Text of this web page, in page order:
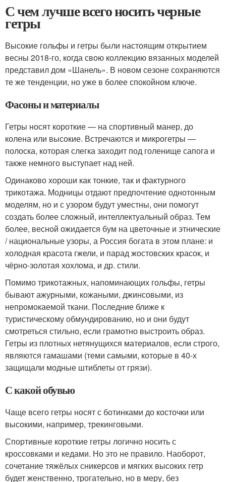
С чем лучше всего носить черные
гетры
Высокие гольфы и гетры были настоящим открытием
весны 2018-го, когда свою коллекцию вязанных моделей
представил дом «Шанель». В новом сезоне сохраняются
те же тенденции, но уже в более спокойном ключе.
Фасоны и материалы
Гетры носят короткие — на спортивный манер, до
колена или высокие. Встречаются и микрогетры —
полоска, которая слегка заходит под голенище сапога и
также немного выступает над ней.
Одинаково хороши как тонкие, так и фактурного
трикотажа. Модницы отдают предпочтение однотонным
моделям, но и с узором будут уместны, они помогут
создать более сложный, интеллектуальный образ. Тем
более, весной ожидается бум на цветочные и этнические
/ национальные узоры, а Россия богата в этом плане: и
холодная красота гжели, и парад жостовских красок, и
чёрно-золотая хохлома, и др. стили.
Помимо трикотажных, напоминающих гольфы, гетры
бывают ажурными, кожаными, джинсовыми, из
непромокаемой ткани. Последние ближе к
туристическому обмундированию, но и они будут
смотреться стильно, если грамотно выстроить образ.
Гетры из плотных нетянущихся материалов, если строго,
являются гамашами (теми самыми, которые в 40-х
защищали модные штиблеты от грязи).
С какой обувью
Чаще всего гетры носят с ботинками до косточки или
высокими, например, трекинговыми.
Спортивные короткие гетры логично носить с
кроссовками и кедами. Но это не правило. Наоборот,
сочетание тяжёлых сникерсов и мягких высоких гетр
будет женственно, трогательно, но в меру, без